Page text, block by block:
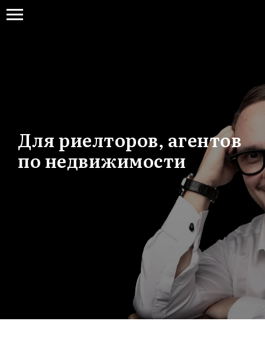
Для риелторов, агентов
по недвижимости